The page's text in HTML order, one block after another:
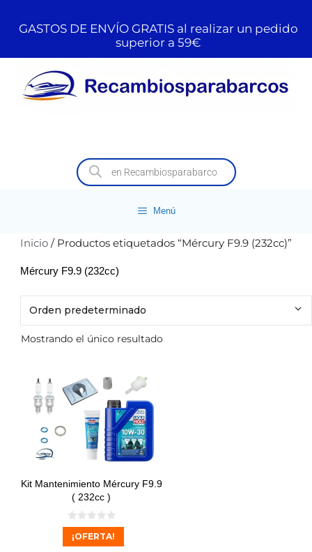
GASTOS DE ENVÍO GRATIS al realizar un pedido
superior a 59€
Menú
Inicio / Productos etiquetados “Mércury F9.9 (232cc)”
Mércury F9.9 (232cc)
Mostrando el único resultado
Kit Mantenimiento Mércury F9.9
( 232cc )
0
e
¡OFERTA!